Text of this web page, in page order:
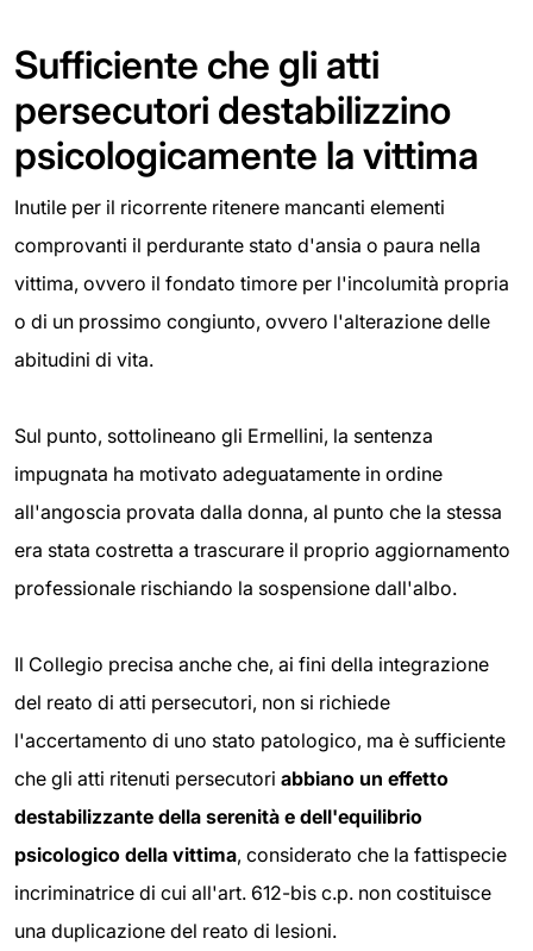
Sufficiente che gli atti
persecutori destabilizzino
psicologicamente la vittima
Inutile per il ricorrente ritenere mancanti elementi
comprovanti il perdurante stato d'ansia o paura nella
vittima, ovvero il fondato timore per l'incolumità propria
o di un prossimo congiunto, ovvero l'alterazione delle
abitudini di vita.
Sul punto, sottolineano gli Ermellini, la sentenza
impugnata ha motivato adeguatamente in ordine
all'angoscia provata dalla donna, al punto che la stessa
era stata costretta a trascurare il proprio aggiornamento
professionale rischiando la sospensione dall'albo.
Il Collegio precisa anche che, ai fini della integrazione
del reato di atti persecutori, non si richiede
l'accertamento di uno stato patologico, ma è sufficiente
che gli atti ritenuti persecutori abbiano un effetto
destabilizzante della serenità e dell'equilibrio
psicologico della vittima, considerato che la fattispecie
incriminatrice di cui all'art. 612-bis c.p. non costituisce
una duplicazione del reato di lesioni.